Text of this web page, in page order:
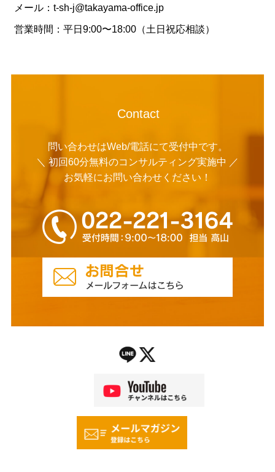
メール：t-sh-j@takayama-office.jp
営業時間：平日9:00〜18:00（土日祝応相談）
Contact
問い合わせはWeb/電話にて受付中です。
＼ 初回60分無料のコンサルティング実施中 ／
お気軽にお問い合わせください！